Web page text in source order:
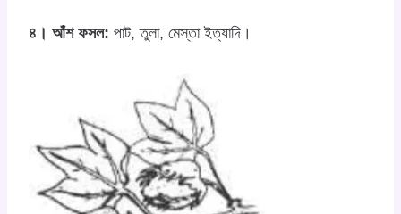
৪। আঁশ ফসল: পাট, তুলা, মেস্তা ইত্যাদি।